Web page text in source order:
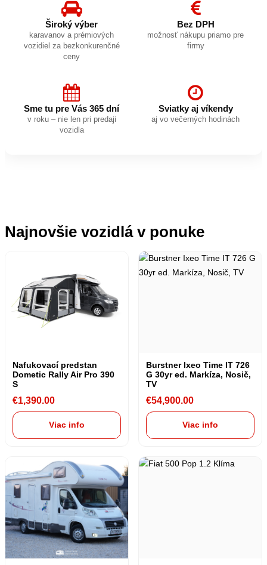
Široký výber
karavanov a prémiových
vozidiel za bezkonkurenčné
ceny
Bez DPH
možnosť nákupu priamo pre
firmy
Sme tu pre Vás 365 dní
v roku – nie len pri predaji
vozidla
Sviatky aj víkendy
aj vo večerných hodinách
Najnovšie vozidlá v ponuke
Nafukovací predstan
Dometic Rally Air Pro 390
S
€1,390.00
Viac info
Burstner Ixeo Time IT 726
G 30yr ed. Markíza, Nosič,
TV
€54,900.00
Viac info